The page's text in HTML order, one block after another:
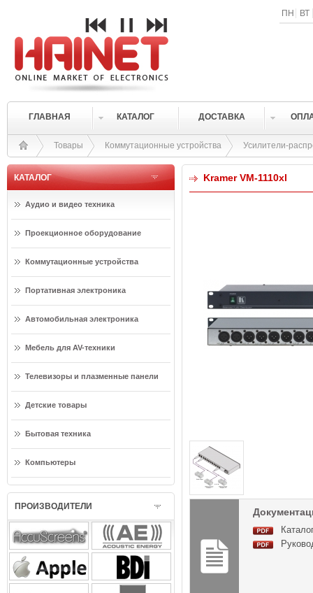
ПН ВТ
ГЛАВНАЯ КАТАЛОГ ДОСТАВКА
Товары Коммутационные устройства Усилители-
КАТАЛОГ
Аудио и видео техника
Проекционное оборудование
Коммутационные устройства
Портативная электроника
Автомобильная электроника
Мебель для AV-техники
Телевизоры и плазменные панели
Детские товары
Бытовая техника
Компьютеры
ПРОИЗВОДИТЕЛИ
Kramer VM-1110xl